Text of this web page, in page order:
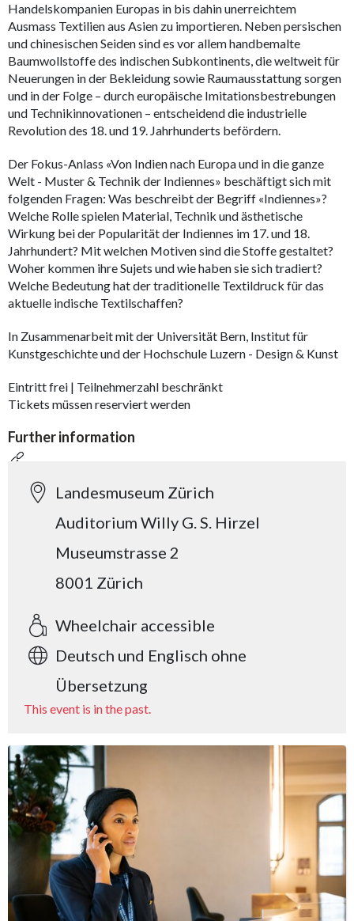
Handelskompanien Europas in bis dahin unerreichtem
Ausmass Textilien aus Asien zu importieren. Neben persischen
und chinesischen Seiden sind es vor allem handbemalte
Baumwollstoffe des indischen Subkontinents, die weltweit für
Neuerungen in der Bekleidung sowie Raumausstattung sorgen
und in der Folge – durch europäische Imitationsbestrebungen
und Technikinnovationen – entscheidend die industrielle
Revolution des 18. und 19. Jahrhunderts befördern.
Der Fokus-Anlass «Von Indien nach Europa und in die ganze
Welt - Muster & Technik der Indiennes» beschäftigt sich mit
folgenden Fragen: Was beschreibt der Begriff «Indiennes»?
Welche Rolle spielen Material, Technik und ästhetische
Wirkung bei der Popularität der Indiennes im 17. und 18.
Jahrhundert? Mit welchen Motiven sind die Stoffe gestaltet?
Woher kommen ihre Sujets und wie haben sie sich tradiert?
Welche Bedeutung hat der traditionelle Textildruck für das
aktuelle indische Textilschaffen?
In Zusammenarbeit mit der Universität Bern, Institut für
Kunstgeschichte und der Hochschule Luzern - Design & Kunst
Eintritt frei | Teilnehmerzahl beschränkt
Tickets müssen reserviert werden
Further information
Landesmuseum Zürich
Auditorium Willy G. S. Hirzel
Museumstrasse 2
8001 Zürich
Wheelchair accessible
Deutsch und Englisch ohne
Übersetzung
This event is in the past.